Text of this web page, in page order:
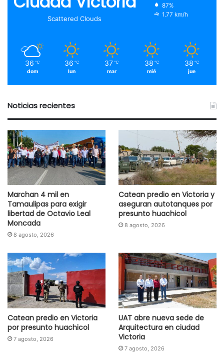
Scattered Clouds
87%
1.77 km/h
36 ℃
dom
36 ℃
lun
37 ℃
mar
38 ℃
mié
38 ℃
jue
Noticias recientes
Marchan 4 mil en
Tamaulipas para exigir
libertad de Octavio Leal
Moncada
8 agosto, 2026
Catean predio en Victoria y
aseguran autotanques por
presunto huachicol
8 agosto, 2026
Catean predio en Victoria
por presunto huachicol
7 agosto, 2026
UAT abre nueva sede de
Arquitectura en ciudad
Victoria
7 agosto, 2026